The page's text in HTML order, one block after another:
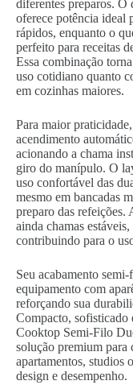
diferentes preparos.
oferece potência ideal
rápidos, enquanto o
perfeito para receitas
Essa combinação
uso cotidiano quanto
em cozinhas maiores.
Para maior
acendimento
acionando a chama
giro do manípulo. O
uso confortável das
mesmo em bancadas
preparo das
ainda chamas
contribuindo para o
Seu acabamento
equipamento com
reforçando sua
Compacto, sofisticado
Cooktop Semi-Filo
solução premium para
apartamentos, studios
design e desempenho.